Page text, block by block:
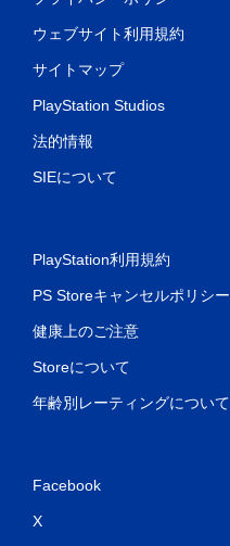
ウェブサイト利用規約
サイトマップ
PlayStation Studios
法的情報
SIEについて
PlayStation利用規約
PS Storeキャンセルポリシー
健康上のご注意
Storeについて
年齢別レーティングについて
Facebook
X